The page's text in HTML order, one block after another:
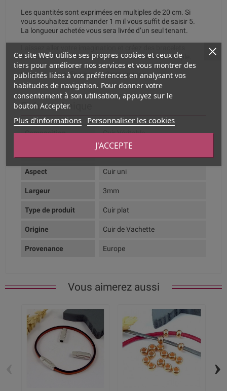
Les quantités sont exprimées en multiples de 20 cm. Si
vous souhaitez commander 1 m il vous suffit de saisir 5.
La longueur achetée vous sera livrée d’un seul tenant.
naturels en cuir 5mm en simple, double ou même triple.
Largeur : 3mm. Epaisseur : 2mm environ
Fiche technique
Composition Cuir Véritable
Aspect Cuir uni
Largeur 3mm
Type de produit Cuir plat
Origine Cuir de Vachette
Provenance Europe
Vous aimerez aussi
›
Ce site Web utilise ses propres cookies et ceux de
tiers pour améliorer nos services et vous montrer des
publicités liées à vos préférences en analysant vos
habitudes de navigation. Pour donner votre
consentement à son utilisation, appuyez sur le
bouton Accepter.
Plus d'informations Personnaliser les cookies
J'ACCEPTE